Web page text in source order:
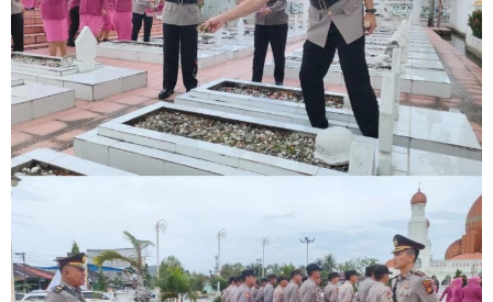
Mantan Wakil Ketua DPRD Riau Dukung Penuh Penerbitan Buku
Sejarah Perjuangan Lahirnya Kabupaten Kepulauan
MerantiMERANTI –
Friday, 7 August